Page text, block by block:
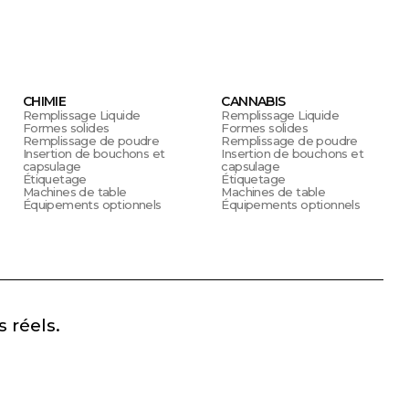
CHIMIE
Remplissage Liquide
Formes solides
Remplissage de poudre
Insertion de bouchons et
capsulage
Étiquetage
Machines de table
Équipements optionnels
CANNABIS
Remplissage Liquide
Formes solides
Remplissage de poudre
Insertion de bouchons et
capsulage
Étiquetage
Machines de table
Équipements optionnels
réels.